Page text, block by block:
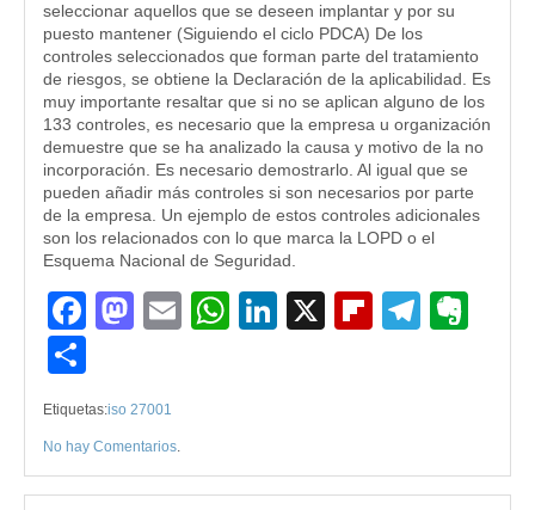
seleccionar aquellos que se deseen implantar y por su
puesto mantener (Siguiendo el ciclo PDCA) De los
controles seleccionados que forman parte del tratamiento
de riesgos, se obtiene la Declaración de la aplicabilidad. Es
muy importante resaltar que si no se aplican alguno de los
133 controles, es necesario que la empresa u organización
demuestre que se ha analizado la causa y motivo de la no
incorporación. Es necesario demostrarlo. Al igual que se
pueden añadir más controles si son necesarios por parte
de la empresa. Un ejemplo de estos controles adicionales
son los relacionados con lo que marca la LOPD o el
Esquema Nacional de Seguridad.
Facebook
Mastodon
EmailWhatsApp
LinkedIn
X Flipboard
Etiquetas:iso 27001
No hay Comentarios.